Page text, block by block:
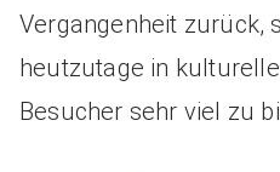
Vergangenheit zurück,
heutzutage in
Besucher sehr viel zu